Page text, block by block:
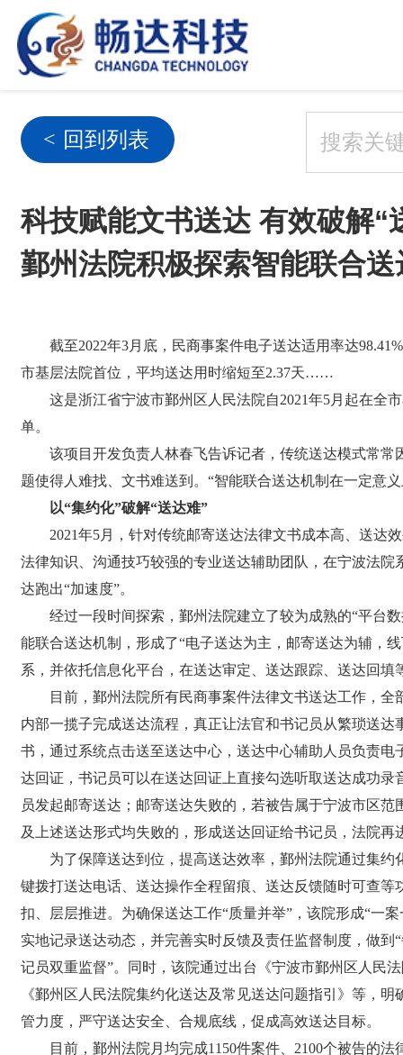
< 回到列表
科技赋能文书送达 有效破解“
鄞州法院积极探索智能联合送
截至2022年3月底，民商事案件电子送达适用率达
市基层法院首位，平均送达用时缩短至2.37天……
这是浙江省宁波市鄞州区人民法院自2021年5月起在全
单。
该项目开发负责人林春飞告诉记者，传统送达模式常常
题使得人难找、文书难送到。“智能联合送达机制在一定意
以“集约化”破解“送达难”
2021年5月，针对传统邮寄送达法律文书成本高、送达
法律知识、沟通技巧较强的专业送达辅助团队，在宁波法
达跑出“加速度”。
经过一段时间探索，鄞州法院建立了较为成熟的“平台数
能联合送达机制，形成了“电子送达为主，邮寄送达为辅，
系，并依托信息化平台，在送达审定、送达跟踪、送达回填
目前，鄞州法院所有民商事案件法律文书送达工作，全
内部一揽子完成送达流程，真正让法官和书记员从繁琐送
书，通过系统点击送至送达中心，送达中心辅助人员负责
达回证，书记员可以在送达回证上直接勾选听取送达成功
员发起邮寄送达；邮寄送达失败的，若被告属于宁波市区
及上述送达形式均失败的，形成送达回证给书记员，法院再
为了保障送达到位，提高送达效率，鄞州法院通过集约
键拨打送达电话、送达操作全程留痕、送达反馈随时可查
扣、层层推进。为确保送达工作“质量并举”，该院形成“一
实地记录送达动态，并完善实时反馈及责任监督制度，做到
记员双重监督”。同时，该院通过出台《宁波市鄞州区人民
《鄞州区人民法院集约化送达及常见送达问题指引》等，
管力度，严守送达安全、合规底线，促成高效送达目标。
目前，鄞州法院月均完成1150件案件、2100个被告的法